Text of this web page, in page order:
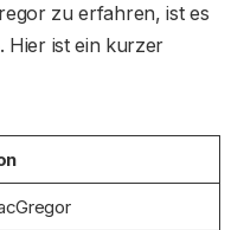
zu erfahren, ist es
Hier ist ein kurzer